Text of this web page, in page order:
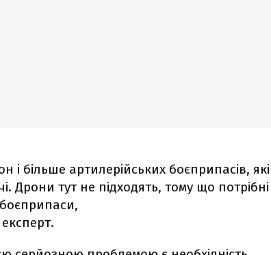
і більше артилерійських боєприпасів, які
Дрони тут не підходять, тому що потрібні
боєприпаси,